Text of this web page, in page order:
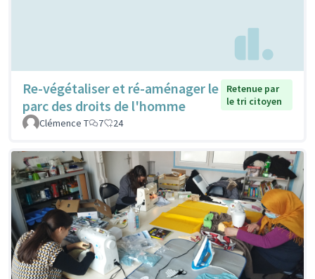
Re-végétaliser et ré-aménager le
parc des droits de l'homme
Retenue par
le tri citoyen
Clémence T
7 24